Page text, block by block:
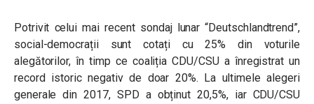
Potrivit celui mai recent sondaj lunar “Deutschlandtrend”,
social-democrații sunt cotați cu 25% din voturile
alegătorilor, în timp ce coaliția CDU/CSU a înregistrat un
record istoric negativ de doar 20%. La ultimele alegeri
generale din 2017, SPD a obținut 20,5%, iar CDU/CSU